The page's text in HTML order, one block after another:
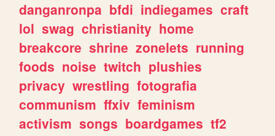
danganronpa bfdi indiegames craft
lol swag christianity home
breakcore shrine zonelets running
foods noise twitch plushies
privacy wrestling fotografia
communism ffxiv feminism
activism songs boardgames tf2